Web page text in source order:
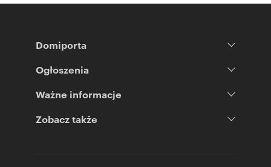
Domiporta
Ogłoszenia
Ważne informacje
Zobacz także